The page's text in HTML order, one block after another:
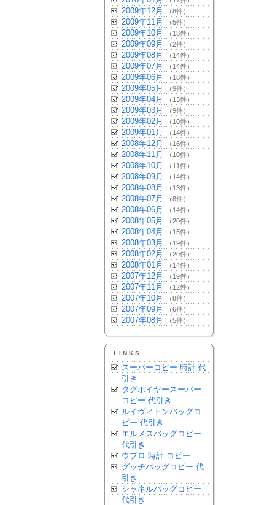
2009年12月 （8件）
2009年11月 （5件）
2009年10月 （18件）
2009年09月 （2件）
2009年08月 （14件）
2009年07月 （14件）
2009年06月 （18件）
2009年05月 （9件）
2009年04月 （13件）
2009年03月 （9件）
2009年02月 （10件）
2009年01月 （14件）
2008年12月 （16件）
2008年11月 （10件）
2008年10月 （11件）
2008年09月 （14件）
2008年08月 （13件）
2008年07月 （8件）
2008年06月 （14件）
2008年05月 （20件）
2008年04月 （15件）
2008年03月 （19件）
2008年02月 （20件）
2008年01月 （14件）
2007年12月 （19件）
2007年11月 （12件）
2007年10月 （8件）
2007年09月 （6件）
2007年08月 （5件）
LINKS
スーパーコピー 時計 代
引き
タグホイヤースーパー
コピー 代引き
ルイヴィトンバッグコ
ピー 代引き
エルメスバッグコピー
代引き
ウブロ 時計 コピー
グッチバッグコピー 代
引き
シャネルバッグコピー
代引き